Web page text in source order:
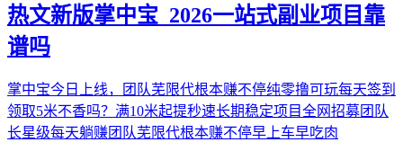
热文新版掌中宝_2026一站式副业项目靠
谱吗
掌中宝今日上线，团队芜限代根本赚不停纯零撸可玩每天签到
领取5米不香吗？满10米起提秒速长期稳定项目全网招募团队
长星级每天躺赚团队芜限代根本赚不停早上车早吃肉